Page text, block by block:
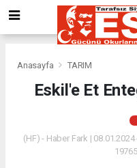
Anasayfa TARIM
Eskil'e Et
(HF) - Haber Fark |